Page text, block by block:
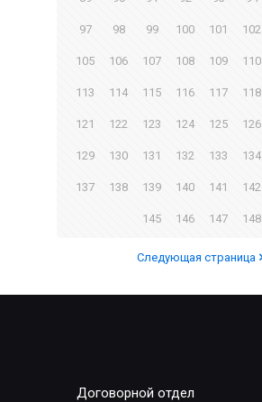
97 98 99 100 101 102
105 106 107 108 109 110
113 114 115 116 117 118
121 122 123 124 125 126
129 130 131 132 133 134
137 138 139 140 141 142
145 146 147 148
Следующая страница
Договорной отдел